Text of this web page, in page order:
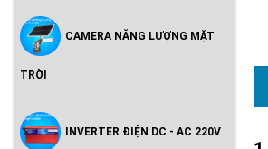
Vườn Cao Cấp Chính Hãng
CAMERA NĂNG LƯỢNG MẶT
TRỜI
INVERTER ĐIỆN DC - AC 220V